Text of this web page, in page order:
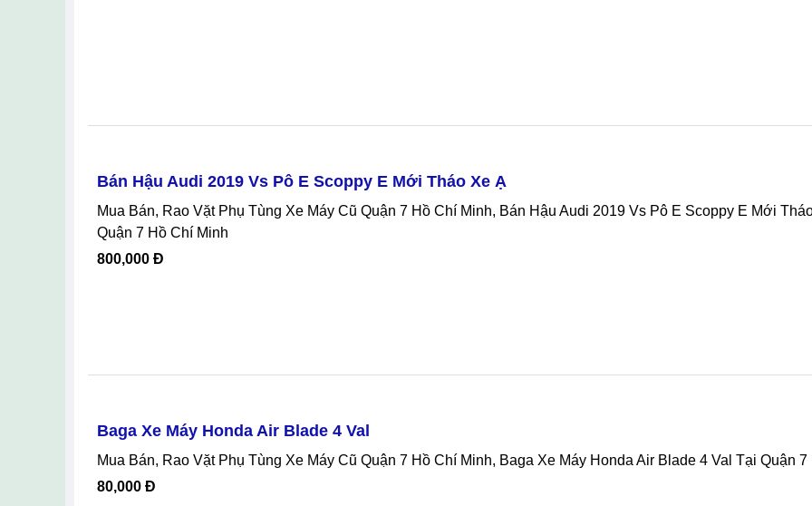
Bán Hậu Audi 2019 Vs Pô E Scoppy E Mới Tháo Xe Ạ
Mua Bán, Rao Vặt Phụ Tùng Xe Máy Cũ Quận 7 Hồ Chí Minh, Bán Hậu Audi 2019 Vs Pô E Scoppy E Mới Tháo Xe Ạ Tại
Quận 7 Hồ Chí Minh
800,000 Đ
Baga Xe Máy Honda Air Blade 4 Val
Mua Bán, Rao Vặt Phụ Tùng Xe Máy Cũ Quận 7 Hồ Chí Minh, Baga Xe Máy Honda Air Blade 4 Val Tại Quận
80,000 Đ